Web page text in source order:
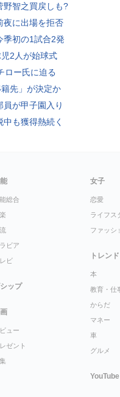
野智之買戻しも?
夜に出場を拒否
季初の1試合2発
2人が始球式
ロー氏に迫る
先」が決定か
が甲子園入り
も獲得熱続く
総合
ビア
ビ
ップ
ュー
ゼント
女子
恋愛
ライフス
ファッシ
トレンド
本
教育・仕
からだ
マネー
車
グルメ
YouTube